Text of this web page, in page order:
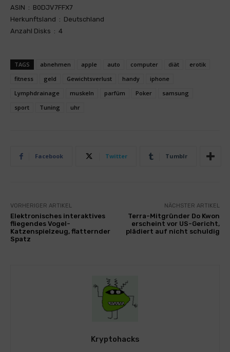
ASIN ‏ : ‎ B0DJV7FFX7
Herkunftsland ‏ : ‎ Deutschland
Anzahl Disks ‏ : ‎ 4
TAGS abnehmen apple auto computer diät
erotik
fitness
geld Gewichtsverlust handy
iphone
Lymphdrainage
muskeln parfüm Poker
samsung
sport
Tuning uhr
Facebook Twitter Tumblr
VORHERIGER ARTIKEL
Elektronisches interaktives
fliegendes Vogel-
Katzenspielzeug, flatternder
Spatz
NÄCHSTER ARTIKEL
Terra-Mitgründer Do Kwon
erscheint vor US-Gericht,
plädiert auf nicht schuldig
Kryptohacks